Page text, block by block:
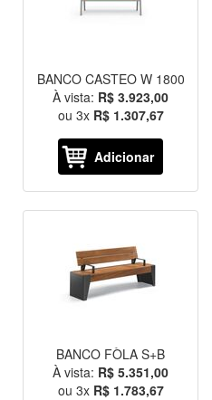
BANCO CASTEO W 1800
À vista: R$ 3.923,00
ou 3x R$ 1.307,67
Adicionar
BANCO FÒLA S+B
À vista: R$ 5.351,00
ou 3x R$ 1.783,67